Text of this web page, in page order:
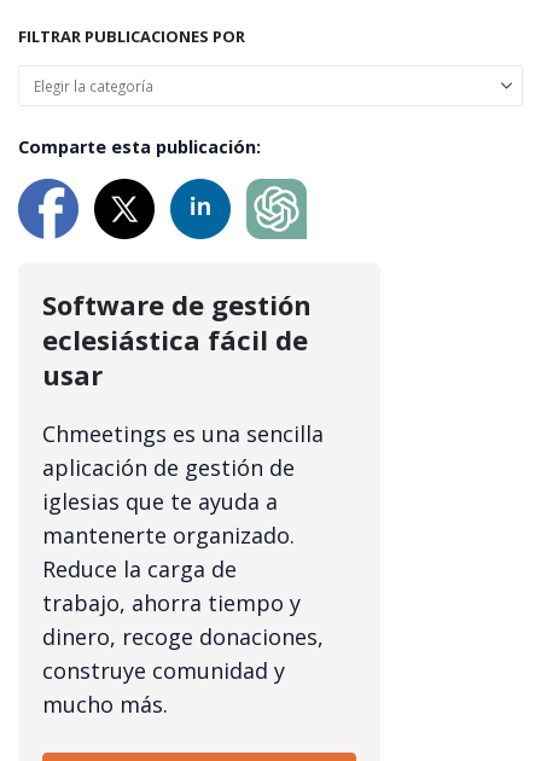
FILTRAR PUBLICACIONES POR
Comparte esta publicación:
Software de gestión
eclesiástica fácil de
usar
Chmeetings es una sencilla
aplicación de gestión de
iglesias que te ayuda a
mantenerte organizado.
Reduce la carga de
trabajo, ahorra tiempo y
dinero, recoge donaciones,
construye comunidad y
mucho más.